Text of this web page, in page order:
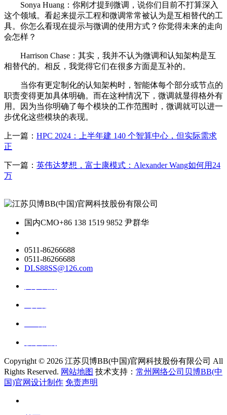
Sonya Huang：你刚才提到微调，说你们目前不打算深入
这个领域。看起来提示工程和微调常常被认为是互相替代的工
具。你怎么看现在提示与微调的使用方式？你觉得未来的走向
会怎样？
Harrison Chase：其实，我并不认为微调和认知架构是互
相替代的。相反，我觉得它们在很多方面是互补的。
当你有更定制化的认知架构时，智能体每个部分或节点的
职责变得更加具体明确。而在这种情况下，微调就显得格外有
用。因为当你明确了每个模块的工作范围时，微调就可以进一
步优化这些模块的表现。
上一篇： HPC 2024：上半年建 140 个智算中心，但实际需求
正
下一篇： 英伟达梦想，富士康模式：Alexander Wang如何用24
万
国内CMO+86 138 1519 9852 尹群华
0511-86266688
0511-86266688
DLS88SS@126.com
Copyright © 2026 江苏贝博BB(中国)官网科技股份有限公司 All
Rights Reserved. 网站地图 技术支持： 常州网络公司贝博BB(中
国)官网设计制作 免责声明